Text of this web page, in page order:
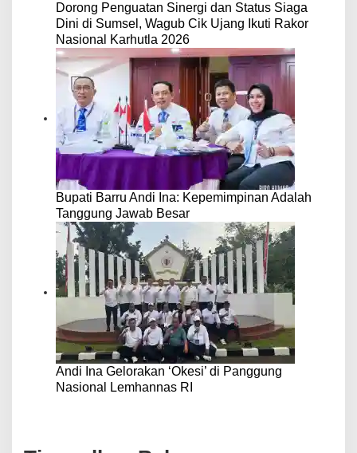
Dorong Penguatan Sinergi dan Status Siaga
Dini di Sumsel, Wagub Cik Ujang Ikuti Rakor
Nasional Karhutla 2026
Bupati Barru Andi Ina: Kepemimpinan Adalah
Tanggung Jawab Besar
Andi Ina Gelorakan ‘Okesi’ di Panggung
Nasional Lemhannas RI